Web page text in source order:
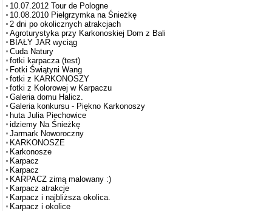
10.07.2012 Tour de Pologne
10.08.2010 Pielgrzymka na Śnieżkę
2 dni po okolicznych atrakcjach
Agroturystyka przy Karkonoskiej Dom z Bali
BIAŁY JAR wyciąg
Cuda Natury
fotki karpacza (test)
Fotki Świątyni Wang
fotki z KARKONOSZY
fotki z Kolorowej w Karpaczu
Galeria domu Halicz.
Galeria konkursu - Piękno Karkonoszy
huta Julia Piechowice
idziemy Na Śnieżkę
Jarmark Noworoczny
KARKONOSZE
Karkonosze
Karpacz
Karpacz
KARPACZ zimą malowany :)
Karpacz atrakcje
Karpacz i najbliższa okolica.
Karpacz i okolice